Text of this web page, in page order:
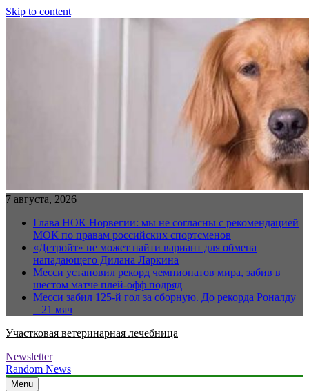
Skip to content
7 августа, 2026
Глава НОК Норвегии: мы не согласны с рекомендацией
МОК по правам российских спортсменов
«Детройт» не может найти вариант для обмена
нападающего Дилана Ларкина
Месси установил рекорд чемпионатов мира, забив в
шестом матче плей‑офф подряд
Месси забил 125-й гол за сборную. До рекорда Роналду
– 21 мяч
Участковая ветеринарная лечебница
Newsletter
Random News
Menu